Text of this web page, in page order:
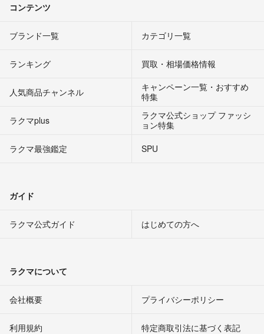
コンテンツ
ブランド一覧 カテゴリ一覧
ランキング 買取・相場価格情報
人気商品チャンネル
キャンペーン一覧・おすすめ
特集
ラクマplus
ラクマ公式ショップ ファッシ
ョン特集
ラクマ最強鑑定
SPU
ガイド
ラクマ公式ガイド はじめての方へ
ラクマについて
会社概要 プライバシーポリシー
利用規約 特定商取引法に基づく表記